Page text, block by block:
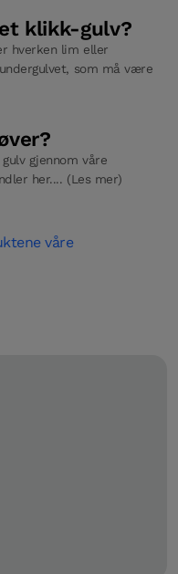
klikk-gulv?
hverken lim eller
som må være
gjennom våre
her.... (Les mer)
våre